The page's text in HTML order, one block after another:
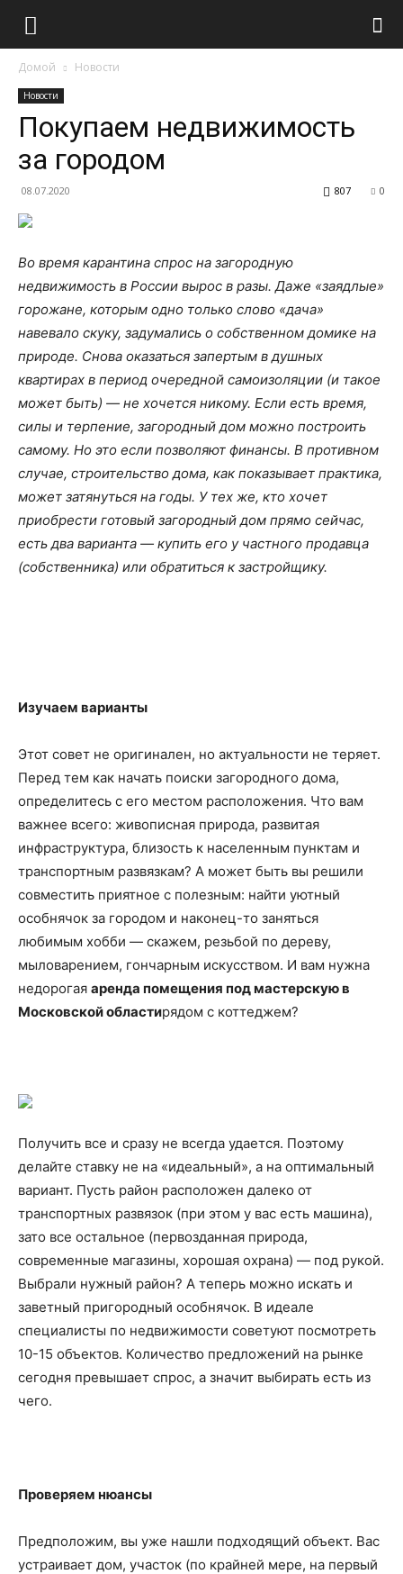
Домой Новости
Новости
Покупаем недвижимость
за городом
08.07.2020 0
807
Во время карантина спрос на загородную
недвижимость в России вырос в разы. Даже «заядлые»
горожане, которым одно только слово «дача»
навевало скуку, задумались о собственном домике на
природе. Снова оказаться запертым в душных
квартирах в период очередной самоизоляции (и такое
может быть) — не хочется никому. Если есть время,
силы и терпение, загородный дом можно построить
самому. Но это если позволяют финансы. В противном
случае, строительство дома, как показывает практика,
может затянуться на годы. У тех же, кто хочет
приобрести готовый загородный дом прямо сейчас,
есть два варианта — купить его у частного продавца
(собственника) или обратиться к застройщику.
Изучаем варианты
Этот совет не оригинален, но актуальности не теряет.
Перед тем как начать поиски загородного дома,
определитесь с его местом расположения. Что вам
важнее всего: живописная природа, развитая
инфраструктура, близость к населенным пунктам и
транспортным развязкам? А может быть вы решили
совместить приятное с полезным: найти уютный
особнячок за городом и наконец-то заняться
любимым хобби — скажем, резьбой по дереву,
мыловарением, гончарным искусством. И вам нужна
недорогая аренда помещения под мастерскую в
Московской областирядом с коттеджем?
Получить все и сразу не всегда удается. Поэтому
делайте ставку не на «идеальный», а на оптимальный
вариант. Пусть район расположен далеко от
транспортных развязок (при этом у вас есть машина),
зато все остальное (первозданная природа,
современные магазины, хорошая охрана) — под рукой.
Выбрали нужный район? А теперь можно искать и
заветный пригородный особнячок. В идеале
специалисты по недвижимости советуют посмотреть
10-15 объектов. Количество предложений на рынке
сегодня превышает спрос, а значит выбирать есть из
чего.
Проверяем нюансы
Предположим, вы уже нашли подходящий объект. Вас
устраивает дом, участок (по крайней мере, на первый